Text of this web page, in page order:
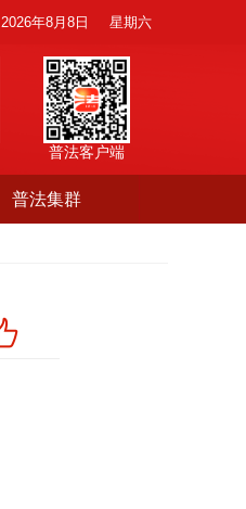
2026年8月8日 星期六
普法客户端
普法集群